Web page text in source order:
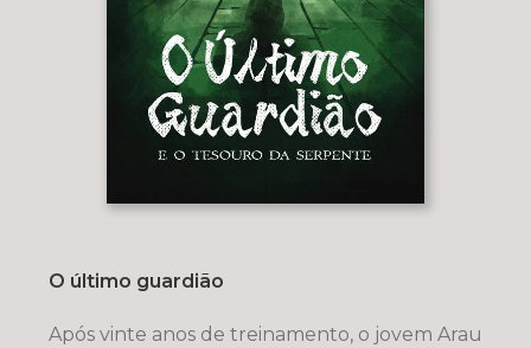
O último guardião
Após vinte anos de treinamento, o jovem Arau